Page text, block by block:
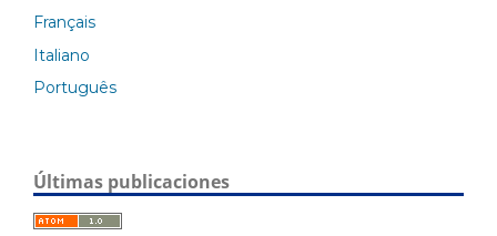
Français
Italiano
Português
Últimas publicaciones